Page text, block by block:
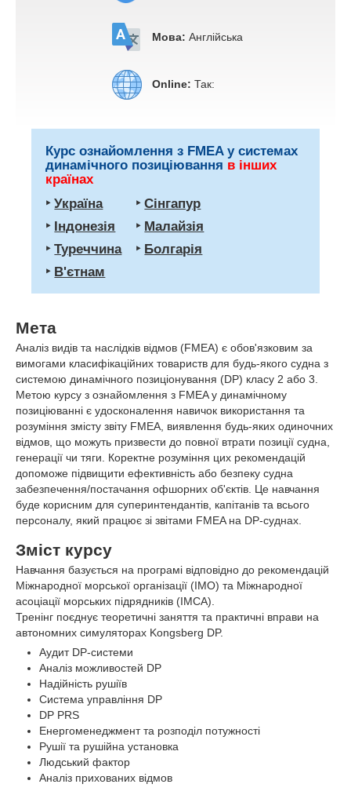
Мова: Англійська
Online: Так:
Курс ознайомлення з FMEA у системах
динамічного позиціювання в інших
країнах
‣Україна ‣Сінгапур
‣ Індонезія ‣ Малайзія
‣Туреччина ‣ Болгарія
‣ В'єтнам
Мета
Аналіз видів та наслідків відмов (FMEA) є обов'язковим за
вимогами класифікаційних товариств для будь-якого судна з
системою динамічного позиціонування (DP) класу 2 або 3.
Метою курсу з ознайомлення з FMEA у динамічному
позиціюванні є удосконалення навичок використання та
розуміння змісту звіту FMEA, виявлення будь-яких одиночних
відмов, що можуть призвести до повної втрати позиції судна,
генерації чи тяги. Коректне розуміння цих рекомендацій
допоможе підвищити ефективність або безпеку судна
забезпечення/постачання офшорних об'єктів. Це навчання
буде корисним для суперинтендантів, капітанів та всього
персоналу, який працює зі звітами FMEA на DP-суднах.
Зміст курсу
Навчання базується на програмі відповідно до рекомендацій
Міжнародної морської організації (IMO) та Міжнародної
асоціації морських підрядників (IMCA).
Тренінг поєднує теоретичні заняття та практичні вправи на
автономних симуляторах Kongsberg DP.
Аудит DP-системи
Аналіз можливостей DP
Надійність рушіїв
Система управління DP
DP PRS
Енергоменеджмент та розподіл потужності
Рушії та рушійна установка
Людський фактор
Аналіз прихованих відмов